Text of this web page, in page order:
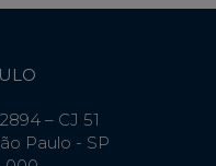
– CJ 51
Paulo - SP